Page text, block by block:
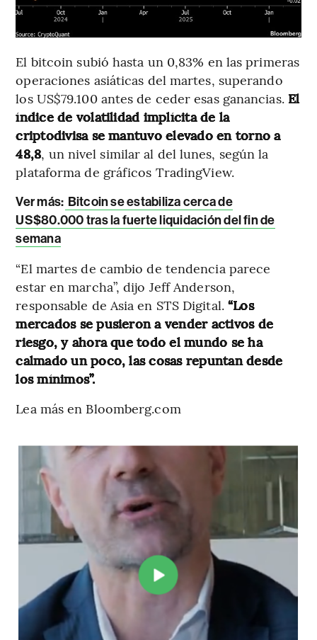
El bitcoin subió hasta un 0,83% en las primeras
operaciones asiáticas del martes, superando
los US$79.100 antes de ceder esas ganancias. El
índice de volatilidad implícita de la
criptodivisa se mantuvo elevado en torno a
48,8, un nivel similar al del lunes, según la
plataforma de gráficos TradingView.
Ver más: Bitcoin se estabiliza cerca de
US$80.000 tras la fuerte liquidación del fin de
semana
“El martes de cambio de tendencia parece
estar en marcha”, dijo Jeff Anderson,
responsable de Asia en STS Digital. “Los
mercados se pusieron a vender activos de
riesgo, y ahora que todo el mundo se ha
calmado un poco, las cosas repuntan desde
los mínimos”.
Lea más en Bloomberg.com